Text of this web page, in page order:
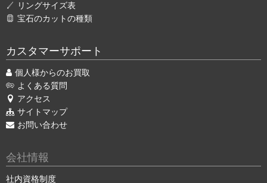
リングサイズ表
宝石のカットの種類
カスタマーサポート
個人様からのお買取
よくある質問
アクセス
サイトマップ
お問い合わせ
会社情報
社内資格制度